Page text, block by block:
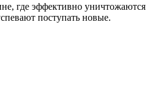
где эффективно
поступать новые.